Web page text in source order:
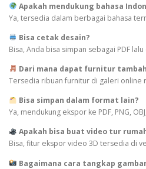
Apakah mendukung bahasa
Ya, tersedia dalam berbagai bahasa
Bisa cetak desain?
Bisa, Anda bisa simpan sebagai PDF lalu
Dari mana dapat furnitur
Tersedia ribuan furnitur di galeri online
Bisa simpan dalam format lain?
Ya, mendukung ekspor ke PDF, PNG,
Apakah bisa buat video tur
Bisa, fitur ekspor video 3D tersedia di
Bagaimana cara tangkap